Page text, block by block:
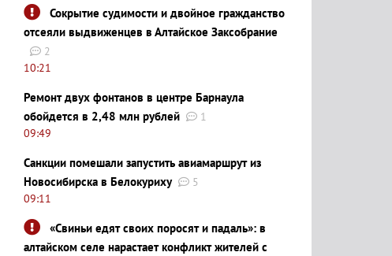
Сокрытие судимости и двойное гражданство
отсеяли выдвиженцев в Алтайское Заксобрание
2
10:21
Ремонт двух фонтанов в центре Барнаула
обойдется в 2,48 млн рублей
1
09:49
Санкции помешали запустить авиамаршрут из
Новосибирска в Белокуриху
5
09:11
«Свиньи едят своих поросят и падаль»: в
алтайском селе нарастает конфликт жителей с